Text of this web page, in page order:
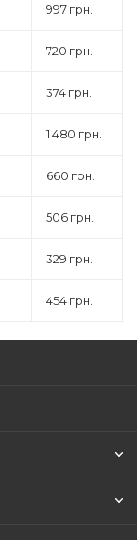
997 грн.
720 грн.
374 грн.
1 480 грн.
660 грн.
506 грн.
329 грн.
454 грн.